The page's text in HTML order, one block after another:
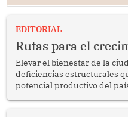
EDITORIAL
Rutas para el
Elevar el bienestar de la
deficiencias estructurales
potencial productivo del